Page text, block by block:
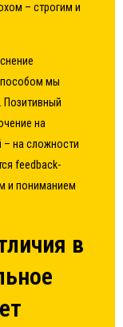
– строгим и
мы
Позитивный
на
– на сложности
feedback-
и пониманием
в